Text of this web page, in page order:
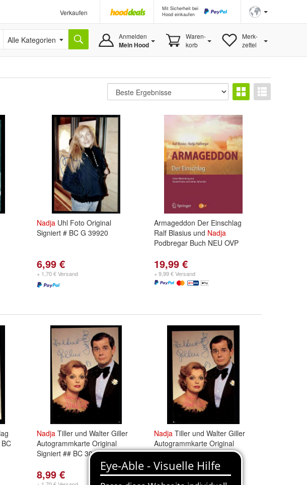
Verkaufen
Mit Sicherheit bei
Hood einkaufen
Alle Kategorien Anmelden
Mein Hood
Waren-
korb
Merk-
zettel
Nadja Uhl Foto Original
Signiert # BC G 39920
6,99 €
+ 1,70 € Versand
Armageddon Der Einschlag
Ralf Blasius und Nadja
Podbregar Buch NEU OVP
19,99 €
+ 9,99 € Versand
Nadja Tiller und Walter Giller
Autogrammkarte Original
Signiert ## BC 30655
8,99 €
Nadja Tiller und Walter Giller
Autogrammkarte Original
Signiert # BC 137311
7,99 €